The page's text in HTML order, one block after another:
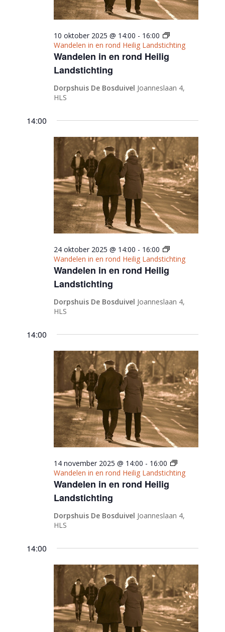
Wandelen in en rond Heilig
Landstichting
10 oktober 2025 @ 14:00 - 16:00
Wandelen in en rond Heilig Landstichting
Dorpshuis De Bosduivel Joanneslaan 4,
HLS
14:00
Wandelen in en rond Heilig
Landstichting
24 oktober 2025 @ 14:00 - 16:00
Wandelen in en rond Heilig Landstichting
Dorpshuis De Bosduivel Joanneslaan 4,
HLS
14:00
Wandelen in en rond Heilig
Landstichting
14 november 2025 @ 14:00 - 16:00
Wandelen in en rond Heilig Landstichting
Dorpshuis De Bosduivel Joanneslaan 4,
HLS
14:00